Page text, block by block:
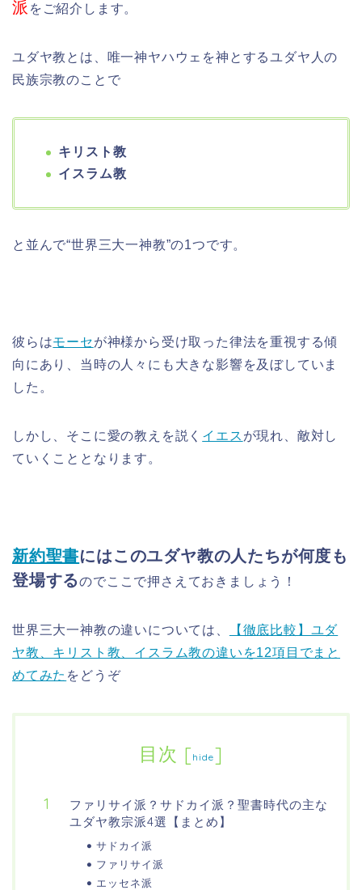
派 をご紹介します。
ユダヤ教とは、唯一神ヤハウェを神とするユダヤ人の
民族宗教のことで
キリスト教
イスラム教
と並んで“世界三大一神教”の1つです。
彼らはモーセが神様から受け取った律法を重視する傾
向にあり、当時の人々にも大きな影響を及ぼしていま
した。
しかし、そこに愛の教えを説く イエス が現れ、敵対し
ていくこととなります。
新約聖書にはこのユダヤ教の人たちが何度も
登場するのでここで押さえておきましょう！
世界三大一神教の違いについては、
【徹底比較】ユダ
ヤ教、キリスト教、イスラム教の違いを12項目でまと
めてみた をどうぞ
目次 [hide]
ファリサイ派？サドカイ派？聖書時代の主な
ユダヤ教宗派4選【まとめ】
サドカイ派
ファリサイ派
エッセネ派